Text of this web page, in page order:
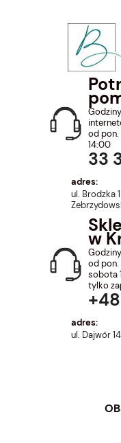
od
14:00
33
adres:
ul. Brodzka
w
od pon.
sobota
tylko
adres:
ul. Dajwór